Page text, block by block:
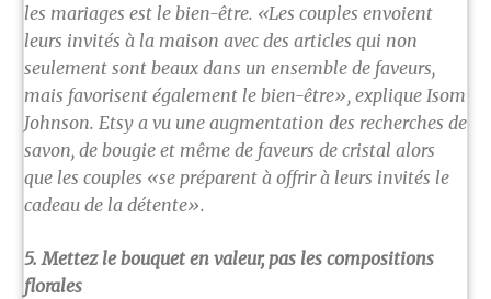
les mariages est le bien-être. «Les couples envoient
leurs invités à la maison avec des articles qui non
seulement sont beaux dans un ensemble de faveurs,
mais favorisent également le bien-être», explique Isom
Johnson. Etsy a vu une augmentation des recherches de
savon, de bougie et même de faveurs de cristal alors
que les couples «se préparent à offrir à leurs invités le
cadeau de la détente».
5. Mettez le bouquet en valeur, pas les compositions
florales